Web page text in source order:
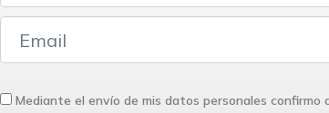
Mediante el envío de mis datos personales confirmo